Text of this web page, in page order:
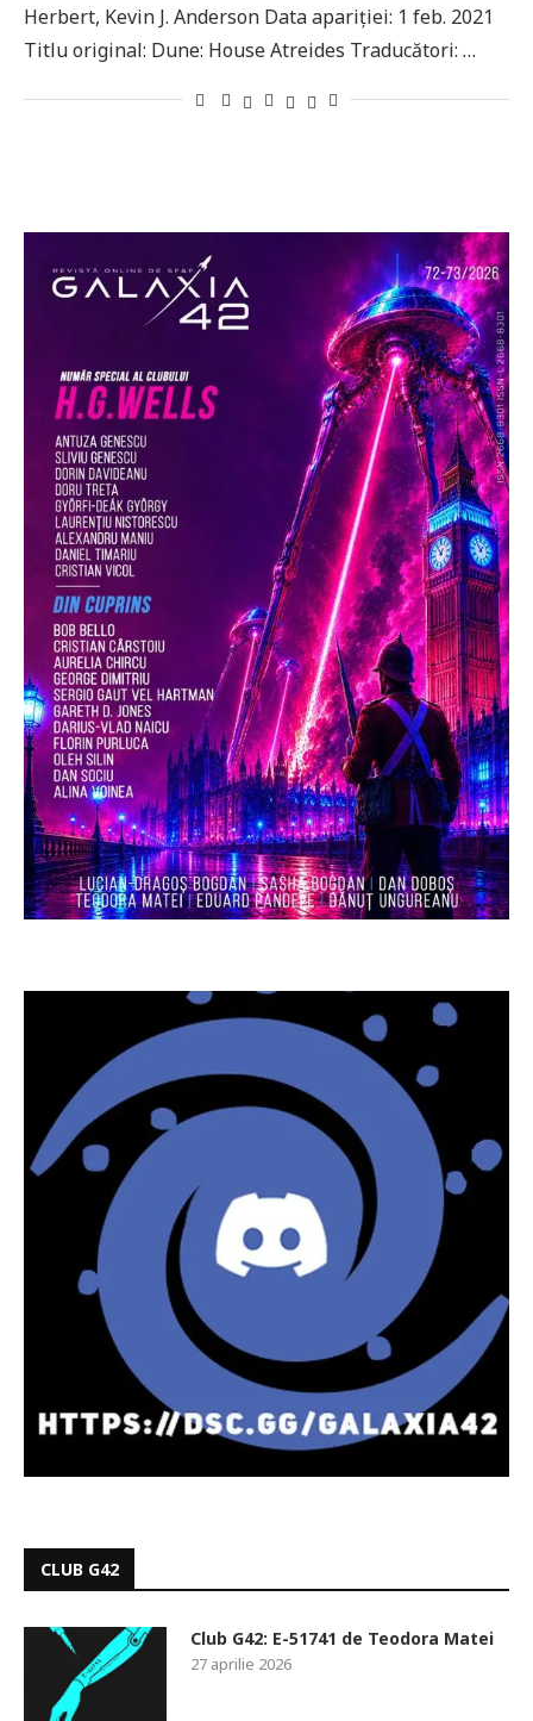
Herbert, Kevin J. Anderson Data apariției: 1 feb. 2021
Titlu original: Dune: House Atreides Traducători: …
CLUB G42
Club G42: E-51741 de Teodora Matei
27 aprilie 2026